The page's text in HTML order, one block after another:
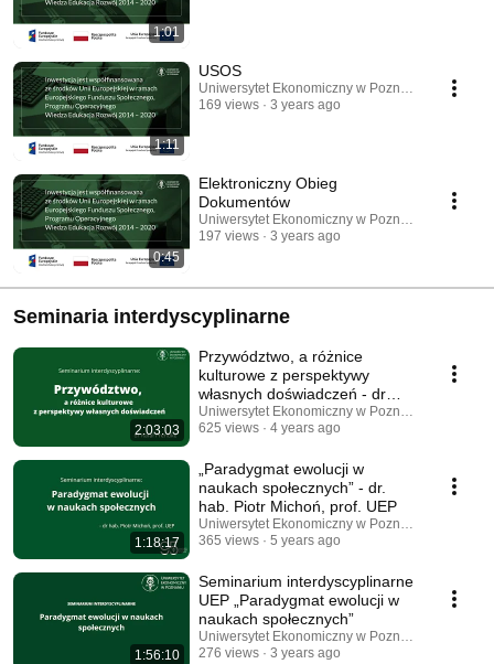
1:01
1:11
USOS
Uniwersytet Ekonomiczny w Poznaniu
169 views
3 years ago
0:45
Elektroniczny Obieg
Dokumentów
Uniwersytet Ekonomiczny w Poznaniu
197 views
3 years ago
Seminaria interdyscyplinarne
2:03:03
Przywództwo, a różnice
kulturowe z perspektywy
własnych doświadczeń - dr
Rafał Prendke
Uniwersytet Ekonomiczny w Poznaniu
625 views
4 years ago
1:18:17
„Paradygmat ewolucji w
naukach społecznych” - dr.
hab. Piotr Michoń, prof. UEP
Uniwersytet Ekonomiczny w Poznaniu
365 views
5 years ago
1:56:10
Seminarium interdyscyplinarne
UEP „Paradygmat ewolucji w
naukach społecznych”
Uniwersytet Ekonomiczny w Poznaniu
276 views
3 years ago